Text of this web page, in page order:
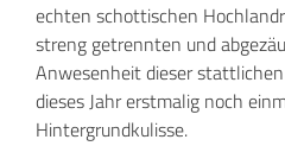
echten schottischen
streng getrennten und
Anwesenheit dieser
dieses Jahr erstmalig noch
Hintergrundkulisse.